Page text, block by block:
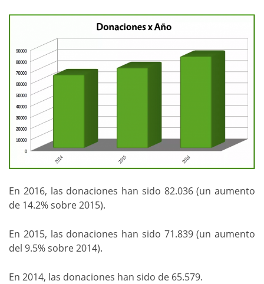
En 2016, las donaciones han sido 82.036 (un aumento
de 14.2% sobre 2015).
En 2015, las donaciones han sido 71.839 (un aumento
del 9.5% sobre 2014).
En 2014, las donaciones han sido de 65.579.